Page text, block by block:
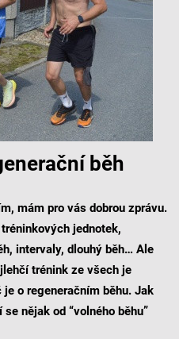
běh
mám pro vás dobrou zprávu.
jednotek,
intervaly, dlouhý běh… Ale
trénink ze všech je
o regeneračním běhu. Jak
nějak od “volného běhu”